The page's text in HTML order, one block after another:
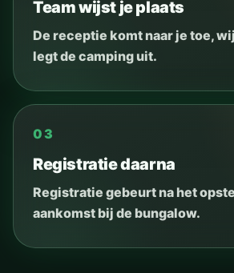
Team wijst je plaats
De receptie komt naar je toe,
legt de camping uit.
03
Registratie daarna
Registratie gebeurt na het
aankomst bij de bungalow.